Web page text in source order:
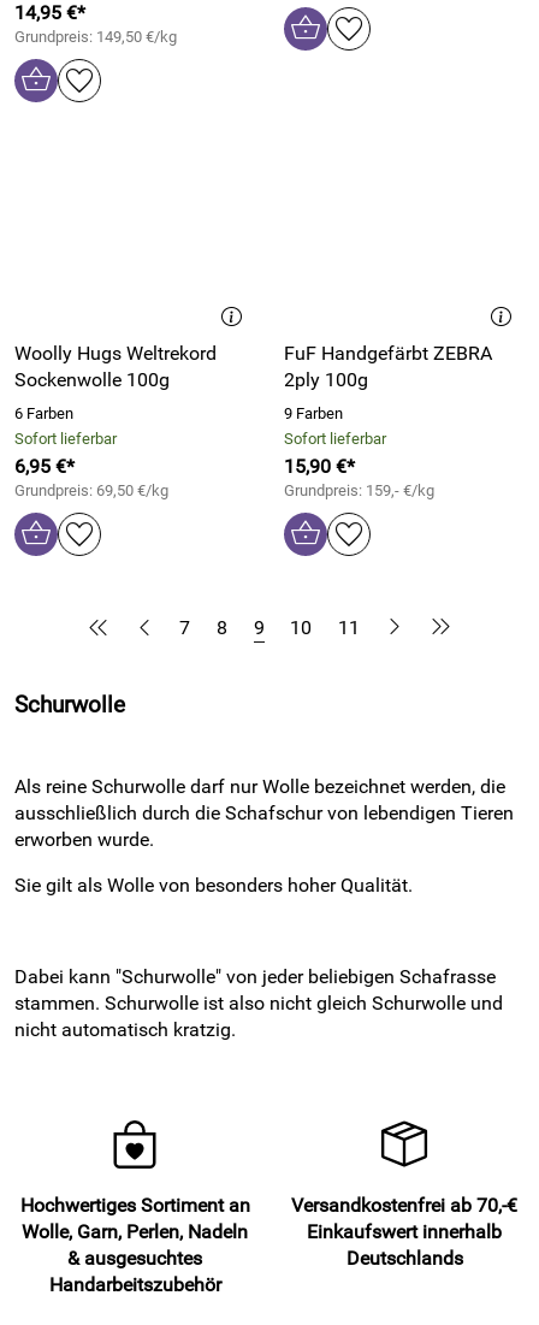
14,95 €*
Grundpreis: 149,50 €/kg
Woolly Hugs Weltrekord
Sockenwolle 100g
6 Farben
Sofort lieferbar
6,95 €*
Grundpreis: 69,50 €/kg
FuF Handgefärbt ZEBRA
2ply 100g
9 Farben
Sofort lieferbar
15,90 €*
Grundpreis: 159,- €/kg
7 8 9 10 11
Schurwolle
Als reine Schurwolle darf nur Wolle bezeichnet werden, die
ausschließlich durch die Schafschur von lebendigen Tieren
erworben wurde.
Sie gilt als Wolle von besonders hoher Qualität.
Dabei kann "Schurwolle" von jeder beliebigen Schafrasse
stammen. Schurwolle ist also nicht gleich Schurwolle und
nicht automatisch kratzig.
Hochwertiges Sortiment an
Wolle, Garn, Perlen, Nadeln
& ausgesuchtes
Handarbeitszubehör
Versandkostenfrei ab 70,-€
Einkaufswert innerhalb
Deutschlands